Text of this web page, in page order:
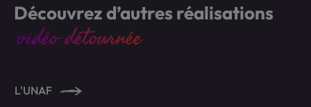
Découvrez d’autres réalisations
vidéo détournée
L'UNAF